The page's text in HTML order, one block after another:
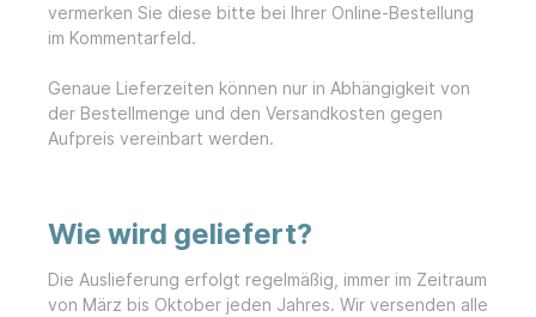
vermerken Sie diese bitte bei Ihrer Online-Bestellung
im Kommentarfeld.
Genaue Lieferzeiten können nur in Abhängigkeit von
der Bestellmenge und den Versandkosten gegen
Aufpreis vereinbart werden.
Wie wird geliefert?
Die Auslieferung erfolgt regelmäßig, immer im Zeitraum
von März bis Oktober jeden Jahres. Wir versenden alle